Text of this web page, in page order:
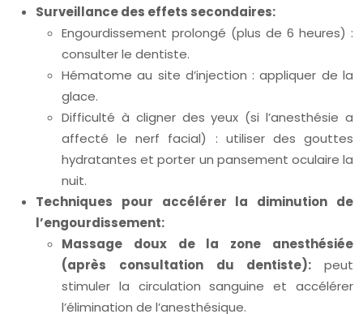
Surveillance des effets secondaires:
Engourdissement prolongé (plus de 6 heures) :
consulter le dentiste.
Hématome au site d’injection : appliquer de la
glace.
Difficulté à cligner des yeux (si l’anesthésie a
affecté le nerf facial) : utiliser des gouttes
hydratantes et porter un pansement oculaire la
nuit.
Techniques pour accélérer la diminution de
l’engourdissement:
Massage doux de la zone anesthésiée
(après consultation du dentiste): peut
stimuler la circulation sanguine et accélérer
l’élimination de l’anesthésique.